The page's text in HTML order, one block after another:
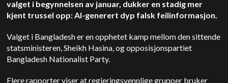
valget i begynnelsen av januar, dukker en stadig mer
kjent trussel opp: AI-generert dyp falsk feilinformasjon.
Valget i Bangladesh er en opphetet kamp mellom den sittende
statsministeren, Sheikh Hasina, og opposisjonspartiet
Bangladesh Nationalist Party.
Flere rapporter viser at regjeringsvennlige grupper bruker